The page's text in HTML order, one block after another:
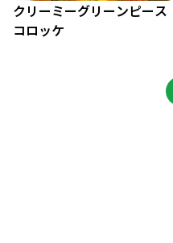
クリーミーグリーンピース
コロッケ